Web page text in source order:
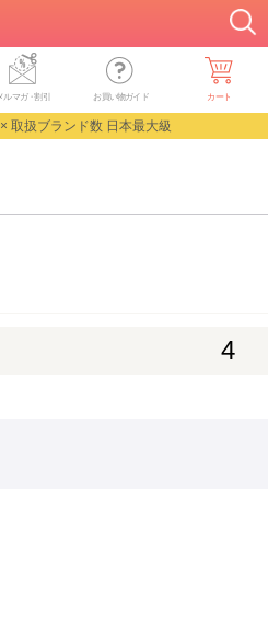
ルマガ・割引 お買い物ガイド カート
取扱ブランド数 日本最大級
4